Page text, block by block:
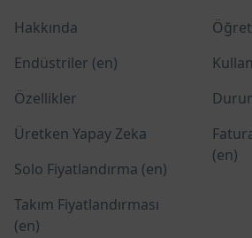
Hakkında
Endüstriler (en)
Özellikler
Üretken Yapay Zeka
Solo Fiyatlandırma (en)
Takım Fiyatlandırması
(en)
(en)